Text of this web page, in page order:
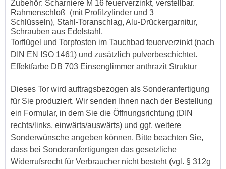
Zubehör: Scharniere M 16 feuerverzinkt, verstellbar.
Rahmenschloß (mit Profilzylinder und 3
Schlüsseln), Stahl-Toranschlag, Alu-Drückergarnitur,
Schrauben aus Edelstahl.
Torflügel und Torpfosten im Tauchbad feuerverzinkt (nach
DIN EN ISO 1461) und zusätzlich pulverbeschichtet.
Effektfarbe DB 703 Einsenglimmer anthrazit Struktur
Dieses Tor wird auftragsbezogen als Sonderanfertigung
für Sie produziert. Wir senden Ihnen nach der Bestellung
ein Formular, in dem Sie die Öffnungsrichtung (DIN
rechts/links, einwärts/auswärts) und ggf. weitere
Sonderwünsche angeben können. Bitte beachten Sie,
dass bei Sonderanfertigungen das gesetzliche
Widerrufsrecht für Verbraucher nicht besteht (vgl. § 312g